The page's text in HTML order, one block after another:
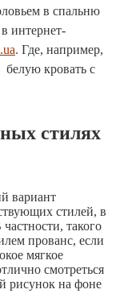
в спальню
интернет-
. Где, например,
кровать с
стилях
вариант
стилей, в
такого
прованс, если
мягкое
смотреться
рисунок на фоне